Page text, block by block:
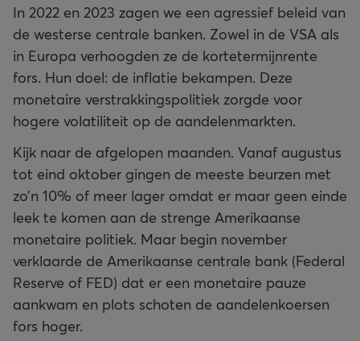
In 2022 en 2023 zagen we een agressief beleid van
de westerse centrale banken. Zowel in de VSA als
in Europa verhoogden ze de kortetermijnrente
fors. Hun doel: de inflatie bekampen. Deze
monetaire verstrakkingspolitiek zorgde voor
hogere volatiliteit op de aandelenmarkten.
Kijk naar de afgelopen maanden. Vanaf augustus
tot eind oktober gingen de meeste beurzen met
zo’n 10% of meer lager omdat er maar geen einde
leek te komen aan de strenge Amerikaanse
monetaire politiek. Maar begin november
verklaarde de Amerikaanse centrale bank (Federal
Reserve of FED) dat er een monetaire pauze
aankwam en plots schoten de aandelenkoersen
fors hoger.